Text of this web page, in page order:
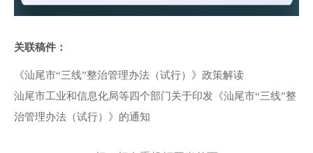
关联稿件：
《汕尾市“三线”整治管理办法（试行）》政策解读
汕尾市工业和信息化局等四个部门关于印发《汕尾市“三线”整
治管理办法（试行）》的通知